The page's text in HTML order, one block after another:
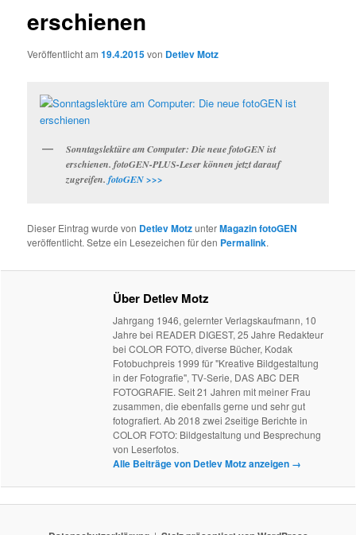
erschienen
Veröffentlicht am19.4.2015von Detlev Motz
Sonntagslektüre am Computer: Die neue fotoGEN ist
erschienen. fotoGEN-PLUS-Leser können jetzt darauf
zugreifen. fotoGEN >>>
Dieser Eintrag wurde von Detlev MotzunterMagazin fotoGEN
veröffentlicht. Setze ein Lesezeichen für den Permalink.
Über Detlev Motz
Jahrgang 1946, gelernter Verlagskaufmann, 10
Jahre bei READER DIGEST, 25 Jahre Redakteur
bei COLOR FOTO, diverse Bücher, Kodak
Fotobuchpreis 1999 für "Kreative Bildgestaltung
in der Fotografie", TV-Serie, DAS ABC DER
FOTOGRAFIE. Seit 21 Jahren mit meiner Frau
zusammen, die ebenfalls gerne und sehr gut
fotografiert. Ab 2018 zwei 2seitige Berichte in
COLOR FOTO: Bildgestaltung und Besprechung
von Leserfotos.
Alle Beiträge von Detlev Motz anzeigen →